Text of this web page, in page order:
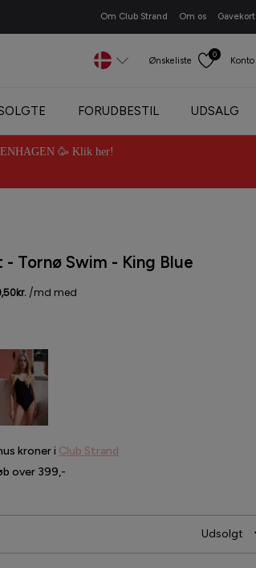
Om Club Strand Om os Gavekort
Ønskeliste
0
Konto
FORUDBESTIL UDSALG
🥳 Klik her!
Tornø Swim - King Blue
kroner i Club Strand
over 399,-
Udsolgt